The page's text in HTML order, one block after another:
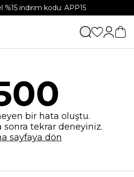
%15 indirim kodu: APP15
bir hata oluştu.
sonra tekrar deneyiniz.
sayfaya dön